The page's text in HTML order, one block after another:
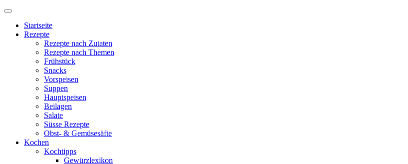
Startseite
Rezepte
Rezepte nach Zutaten
Rezepte nach Themen
Frühstück
Snacks
Vorspeisen
Suppen
Hauptspeisen
Beilagen
Salate
Süsse Rezepte
Obst- & Gemüsesäfte
Kochen
Kochtipps
Gewürzlexikon